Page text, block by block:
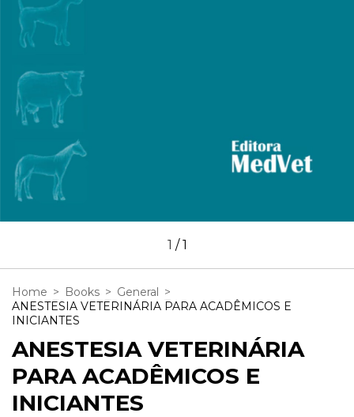
1 /1
Home > Books > General >
ANESTESIA VETERINÁRIA PARA ACADÊMICOS E
INICIANTES
ANESTESIA VETERINÁRIA
PARA ACADÊMICOS E
INICIANTES